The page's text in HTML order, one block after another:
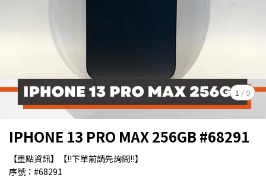
1 / 9
IPHONE 13 PRO MAX 256GB #68291
【重點資訊】【!!下單前請先詢問!!】
序號：#68291